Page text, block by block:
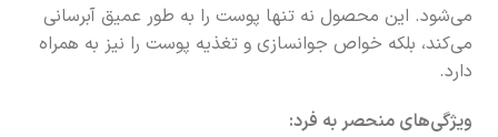
می‌شود. این محصول نه تنها پوست را به طور عمیق آبرسانی
می‌کند، بلکه خواص جوانسازی و تغذیه پوست را نیز به همراه
دارد.
ویژگی‌های منحصر به فرد: